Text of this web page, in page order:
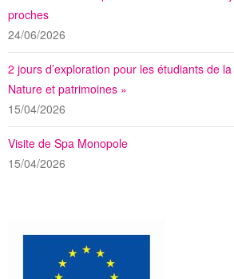
proches
24/06/2026
2 jours d’exploration pour les étudiants de
Nature et patrimoines »
15/04/2026
Visite de Spa Monopole
15/04/2026